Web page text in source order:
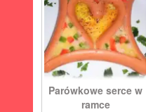
Parówkowe serce w
ramce